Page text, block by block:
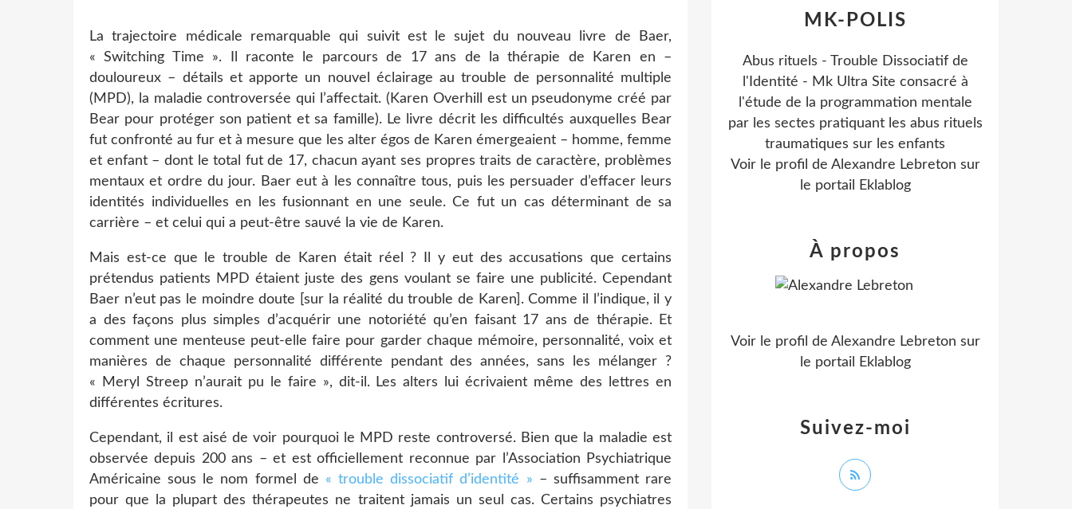
La trajectoire médicale remarquable qui suivit est le sujet du nouveau livre de Baer,
« Switching Time ». Il raconte le parcours de 17 ans de la thérapie de Karen en –
douloureux – détails et apporte un nouvel éclairage au trouble de personnalité multiple
(MPD), la maladie controversée qui l’affectait. (Karen Overhill est un pseudonyme créé par
Bear pour protéger son patient et sa famille). Le livre décrit les difficultés auxquelles Bear
fut confronté au fur et à mesure que les alter égos de Karen émergeaient – homme, femme
et enfant – dont le total fut de 17, chacun ayant ses propres traits de caractère, problèmes
mentaux et ordre du jour. Baer eut à les connaître tous, puis les persuader d’effacer leurs
identités individuelles en les fusionnant en une seule. Ce fut un cas déterminant de sa
carrière – et celui qui a peut-être sauvé la vie de Karen.
Mais est-ce que le trouble de Karen était réel ? Il y eut des accusations que certains
prétendus patients MPD étaient juste des gens voulant se faire une publicité. Cependant
Baer n’eut pas le moindre doute [sur la réalité du trouble de Karen]. Comme il l’indique, il y
a des façons plus simples d’acquérir une notoriété qu’en faisant 17 ans de thérapie. Et
comment une menteuse peut-elle faire pour garder chaque mémoire, personnalité, voix et
manières de chaque personnalité différente pendant des années, sans les mélanger ?
« Meryl Streep n’aurait pu le faire », dit-il. Les alters lui écrivaient même des lettres en
différentes écritures.
Cependant, il est aisé de voir pourquoi le MPD reste controversé. Bien que la maladie est
observée depuis 200 ans – et est officiellement reconnue par l’Association Psychiatrique
Américaine sous le nom formel de « trouble dissociatif d’identité » – suffisamment rare
pour que la plupart des thérapeutes ne traitent jamais un seul cas. Certains psychiatres
MK-POLIS
Abus rituels - Trouble Dissociatif de
l'Identité - Mk Ultra Site consacré à
l'étude de la programmation mentale
par les sectes pratiquant les abus rituels
traumatiques sur les enfants
Voir le profil de Alexandre Lebreton sur
le portail Eklablog
Suivez-moi
À propos
Voir le profil de Alexandre Lebreton sur
le portail Eklablog